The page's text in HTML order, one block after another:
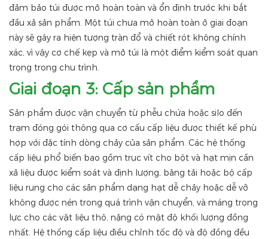
đảm bảo túi được mở hoàn toàn và ổn định trước khi bắt
đầu xả sản phẩm. Một túi chưa mở hoàn toàn ở giai đoạn
này sẽ gây ra hiện tượng tràn đổ và chiết rót không chính
xác, vì vậy cơ chế kẹp và mở túi là một điểm kiểm soát quan
trọng trong chu trình.
Giai đoạn 3: Cấp sản phẩm
Sản phẩm được vận chuyển từ phễu chứa hoặc silo đến
trạm đóng gói thông qua cơ cấu cấp liệu được thiết kế phù
hợp với đặc tính dòng chảy của sản phẩm. Các hệ thống
cấp liệu phổ biến bao gồm trục vít cho bột và hạt mịn cần
xả liệu được kiểm soát và định lượng, băng tải hoặc bộ cấp
liệu rung cho các sản phẩm dạng hạt dễ chảy hoặc dễ vỡ
không được nén trong quá trình vận chuyển, và máng trọng
lực cho các vật liệu thô, nặng có mật độ khối lượng đồng
nhất. Hệ thống cấp liệu điều chỉnh tốc độ và độ đồng đều